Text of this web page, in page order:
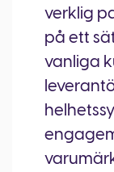
verklig
på ett
vanliga